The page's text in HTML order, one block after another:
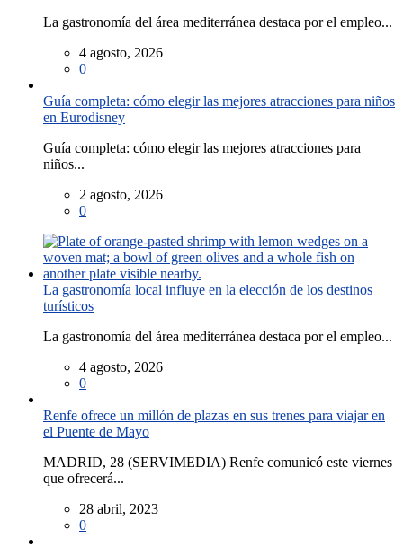
La gastronomía del área mediterránea destaca por el empleo...
4 agosto, 2026
0
Guía completa: cómo elegir las mejores atracciones para niños
en Eurodisney
Guía completa: cómo elegir las mejores atracciones para
niños...
2 agosto, 2026
0
La gastronomía local influye en la elección de los destinos
turísticos
La gastronomía del área mediterránea destaca por el empleo...
4 agosto, 2026
0
Renfe ofrece un millón de plazas en sus trenes para viajar en
el Puente de Mayo
MADRID, 28 (SERVIMEDIA) Renfe comunicó este viernes
que ofrecerá...
28 abril, 2023
0